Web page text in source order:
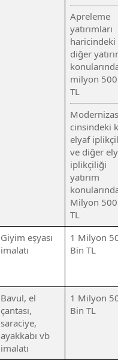
Apreleme
yatırımları
haricindeki
diğer
milyon
TL
cinsindeki
elyaf
ve diğer
iplikçiliği
yatırım
Milyon
TL
Giyim eşyası
imalatı
1 Milyon
Bin TL
Bavul, el
çantası,
saraciye,
ayakkabı vb
imalatı
1 Milyon
Bin TL